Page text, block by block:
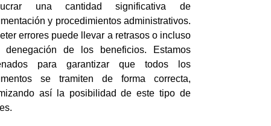
una cantidad significativa de
y procedimientos administrativos.
errores puede llevar a retrasos o incluso
de los beneficios. Estamos
para garantizar que todos los
se tramiten de forma correcta,
así la posibilidad de este tipo de